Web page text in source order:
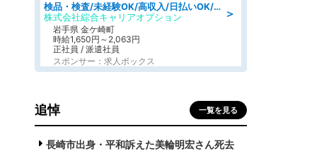
＞
検品・検査/未経験OK/高収入/日払いOK/交替制/20・30・40代活躍中
株式会社綜合キャリアオプション
岩手県 金ケ崎町
時給1,650円～2,063円
正社員 / 派遣社員
スポンサー：求人ボックス
追悼 一覧を見る
長崎市出身・平和訴えた美輪明宏さん死去